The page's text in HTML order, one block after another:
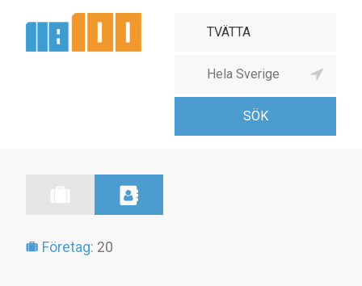
Företag: 20